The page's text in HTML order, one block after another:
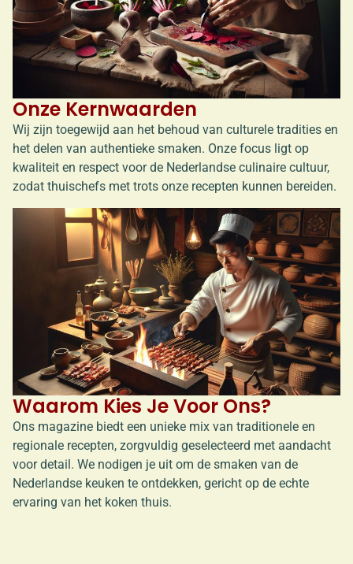
Onze Kernwaarden
Wij zijn toegewijd aan het behoud van culturele tradities en
het delen van authentieke smaken. Onze focus ligt op
kwaliteit en respect voor de Nederlandse culinaire cultuur,
zodat thuischefs met trots onze recepten kunnen bereiden.
Waarom Kies Je Voor Ons?
Ons magazine biedt een unieke mix van traditionele en
regionale recepten, zorgvuldig geselecteerd met aandacht
voor detail. We nodigen je uit om de smaken van de
Nederlandse keuken te ontdekken, gericht op de echte
ervaring van het koken thuis.